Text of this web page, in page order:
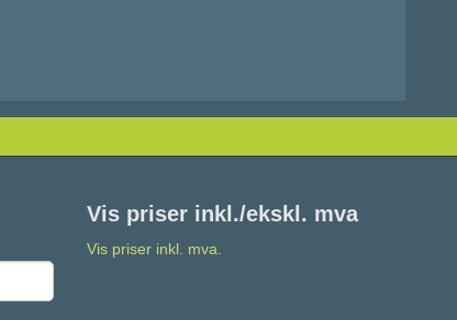
Vis priser inkl./ekskl. mva
Vis priser inkl. mva.